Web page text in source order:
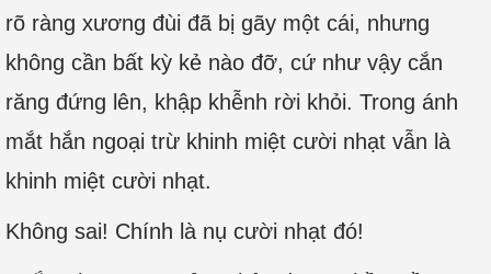
rõ ràng xương đùi đã bị gãy một cái, nhưng
không cần bất kỳ kẻ nào đỡ, cứ như vậy cắn
răng đứng lên, khập khễnh rời khỏi. Trong ánh
mắt hắn ngoại trừ khinh miệt cười nhạt vẫn là
khinh miệt cười nhạt.
Không sai! Chính là nụ cười nhạt đó!